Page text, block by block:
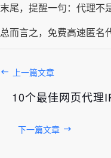
末尾，提醒一句：代理不
总而言之，免费高速匿
上一篇文章
10个最佳网页代理
下一篇文章